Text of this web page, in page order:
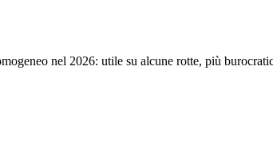
nel 2026: utile su alcune rotte, più